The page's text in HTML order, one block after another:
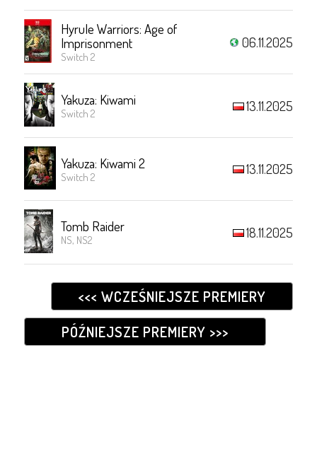
Hyrule Warriors: Age of
Imprisonment
Switch 2
06.11.2025
Yakuza: Kiwami
Switch 2 13.11.2025
Yakuza: Kiwami 2
Switch 2 13.11.2025
Tomb Raider
NS, NS2 18.11.2025
<<< WCZEŚNIEJSZE PREMIERY
PÓŹNIEJSZE PREMIERY >>>